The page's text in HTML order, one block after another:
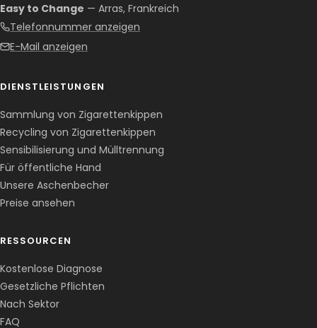
Easy to Change — Arras, Frankreich
Telefonnummer anzeigen
E-Mail anzeigen
DIENSTLEISTUNGEN
Sammlung von Zigarettenkippen
Recycling von Zigarettenkippen
Sensibilisierung und Mülltrennung
Für öffentliche Hand
Unsere Aschenbecher
Preise ansehen
RESSOURCEN
Kostenlose Diagnose
Gesetzliche Pflichten
Nach Sektor
FAQ